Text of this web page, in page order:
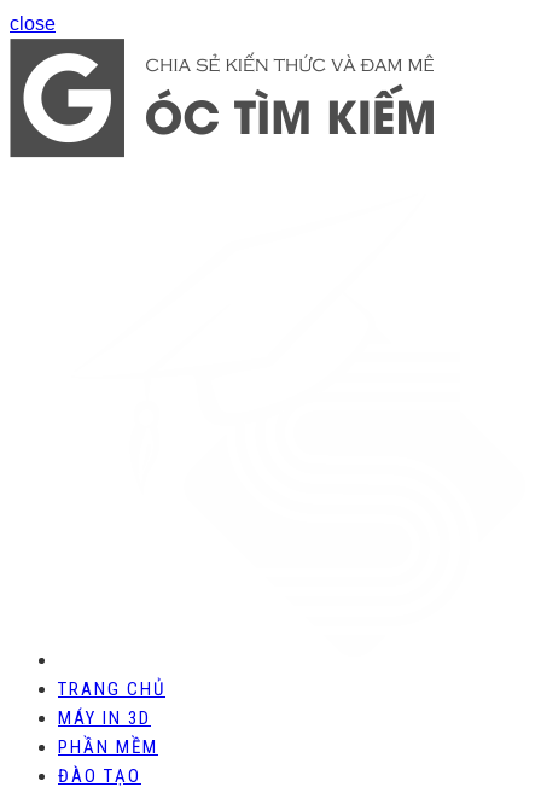
close
TRANG CHỦ
MÁY IN 3D
PHẦN MỀM
ĐÀO TẠO